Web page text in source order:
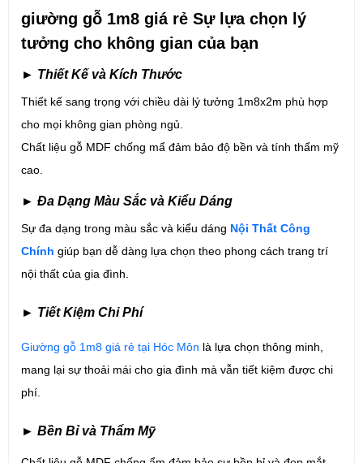
giường gỗ 1m8 giá rẻ Sự lựa chọn lý
tưởng cho không gian của bạn
► Thiết Kế và Kích Thước
Thiết kế sang trọng với chiều dài lý tưởng 1m8x2m phù hợp
cho mọi không gian phòng ngủ.
Chất liệu gỗ MDF chống mẩ đảm bảo độ bền và tính thẩm mỹ
cao.
► Đa Dạng Màu Sắc và Kiểu Dáng
Sự đa dạng trong màu sắc và kiểu dáng Nội Thất Công
Chính giúp bạn dễ dàng lựa chọn theo phong cách trang trí
nội thất của gia đình.
► Tiết Kiệm Chi Phí
Giường gỗ 1m8 giá rẻ tại Hóc Môn là lựa chọn thông minh,
mang lại sự thoải mái cho gia đình mà vẫn tiết kiệm được chi
phí.
► Bền Bỉ và Thẩm Mỹ